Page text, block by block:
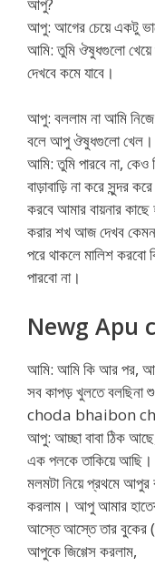
আপু: আগের চেয়ে একটু
আমি: তুমি ঔষুধগুলো খেয়ে
দেখবে কমে যাবে।
আপু: বললাম না আমি নিজে
বলে আপু ঔষুধগুলো খেল।
আমি: তুমি পারবে না, কেও
বাড়াবাড়ি না করে সুন্দর
করবে আমার বায়নার
করার শখ আজ দেখব
পরে থাকলে মালিশ
পারবো না।
Newg Apu
আমি: আমি কি আর পর,
সব কাপড় খুলতে বলছিনা
choda bhaibon
আপু: আচ্ছা বাবা ঠিক
এক পলকে তাকিয়ে
মলমটা নিয়ে প্রথমে
করলাম। আপু আমার
আস্তে আস্তে তার বুকের
আপুকে জিগ্গেস করলাম,